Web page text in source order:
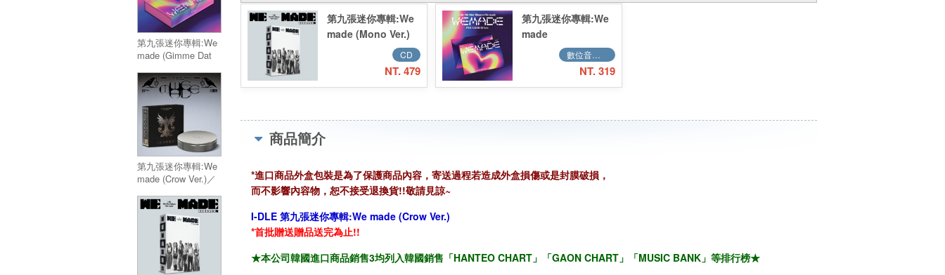
第九張迷你專輯:We
made (Gimme Dat
9th Mini Album:We
made (Gimme Dat
Love Ver.)(限量版)
第九張迷你專輯:We
made (Crow Ver.)／
made (Crow Ver.)
第九張迷你專輯:We
made (Mono Ver.)
Album:We made
CD
NT. 479
第九張迷你專輯:We
made
(POCAALBUM
Ver.)／9th Mini
Album:We made
數位音樂QR CODE
NT. 319
商品簡介
*進口商品外盒包裝是為了保護商品內容，寄送過程若造成外盒損傷或是封膜破損，
而不影響內容物，恕不接受退換貨!!敬請見諒~
I-DLE 第九張迷你專輯:We made (Crow Ver.)
*首批贈送贈品送完為止!!
★本公司韓國進口商品銷售3均列入韓國銷售「HANTEO CHART」「GAON CHART」「MUSIC BANK」等排行榜★